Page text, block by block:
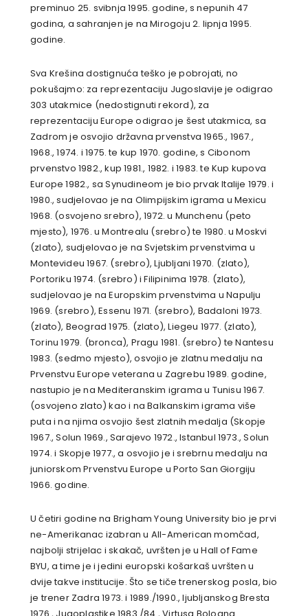
preminuo 25. svibnja 1995. godine, s nepunih 47
godina, a sahranjen je na Mirogoju 2. lipnja 1995.
godine.
Sva Krešina dostignuća teško je pobrojati, no
pokušajmo: za reprezentaciju Jugoslavije je odigrao
303 utakmice (nedostignuti rekord), za
reprezentaciju Europe odigrao je šest utakmica, sa
Zadrom je osvojio državna prvenstva 1965., 1967.,
1968., 1974. i 1975. te kup 1970. godine, s Cibonom
prvenstvo 1982., kup 1981., 1982. i 1983. te Kup kupova
Europe 1982., sa Synudineom je bio prvak Italije 1979. i
1980., sudjelovao je na Olimpijskim igrama u Mexicu
1968. (osvojeno srebro), 1972. u Munchenu (peto
mjesto), 1976. u Montrealu (srebro) te 1980. u Moskvi
(zlato), sudjelovao je na Svjetskim prvenstvima u
Montevideu 1967. (srebro), Ljubljani 1970. (zlato),
Portoriku 1974. (srebro) i Filipinima 1978. (zlato),
sudjelovao je na Europskim prvenstvima u Napulju
1969. (srebro), Essenu 1971. (srebro), Badaloni 1973.
(zlato), Beograd 1975. (zlato), Liegeu 1977. (zlato),
Torinu 1979. (bronca), Pragu 1981. (srebro) te Nantesu
1983. (sedmo mjesto), osvojio je zlatnu medalju na
Prvenstvu Europe veterana u Zagrebu 1989. godine,
nastupio je na Mediteranskim igrama u Tunisu 1967.
(osvojeno zlato) kao i na Balkanskim igrama više
puta i na njima osvojio šest zlatnih medalja (Skopje
1967., Solun 1969., Sarajevo 1972., Istanbul 1973., Solun
1974. i Skopje 1977., a osvojio je i srebrnu medalju na
juniorskom Prvenstvu Europe u Porto San Giorgiju
1966. godine.
U četiri godine na Brigham Young University bio je prvi
ne-Amerikanac izabran u All-American momčad,
najbolji strijelac i skakač, uvršten je u Hall of Fame
BYU, a time je i jedini europski košarkaš uvršten u
dvije takve institucije. Što se tiče trenerskog posla, bio
je trener Zadra 1973. i 1989./1990., ljubljanskog Bresta